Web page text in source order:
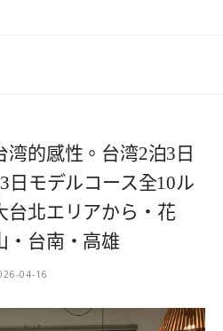
湾的感性。台湾2泊3日
日モデルコース全10ル
台北エリアから・花
・台南・高雄
04-16